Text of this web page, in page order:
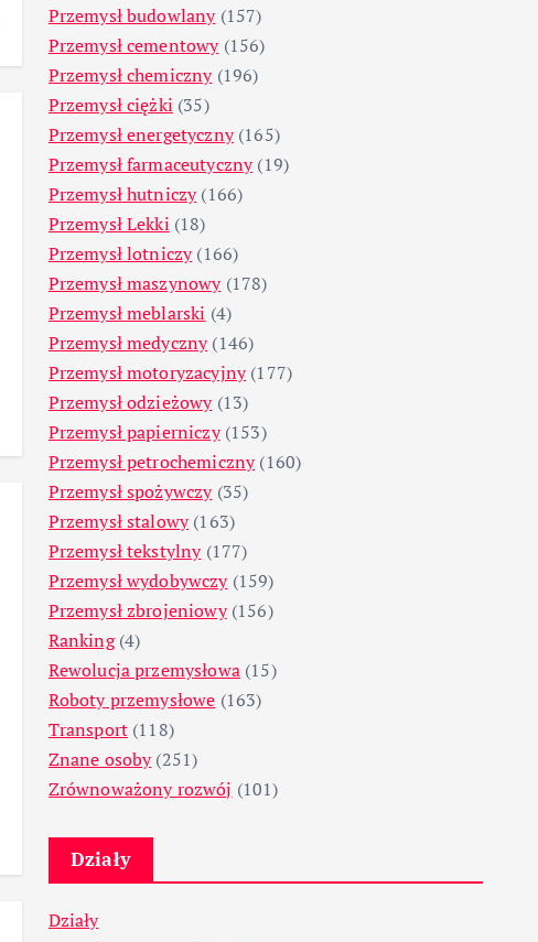
Przemysł budowlany(157)
Przemysł cementowy(156)
Przemysł chemiczny(196)
Przemysł ciężki (35)
Przemysł energetyczny(165)
Przemysł farmaceutyczny(19)
Przemysł hutniczy(166)
Przemysł Lekki (18)
Przemysł lotniczy(166)
Przemysł maszynowy(178)
Przemysł meblarski (4)
Przemysł medyczny(146)
Przemysł motoryzacyjny(177)
Przemysł odzieżowy(13)
Przemysł papierniczy(153)
Przemysł petrochemiczny(160)
Przemysł spożywczy(35)
Przemysł stalowy(163)
Przemysł tekstylny(177)
Przemysł wydobywczy(159)
Przemysł zbrojeniowy(156)
Ranking(4)
Rewolucja przemysłowa(15)
Roboty przemysłowe (163)
Transport (118)
Znane osoby(251)
Zrównoważony rozwój (101)
Działy
Działy